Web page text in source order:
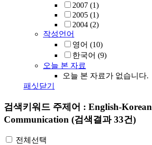
2007 (1)
2005 (1)
2004 (2)
작성언어
영어 (10)
한국어 (9)
오늘 본 자료
오늘 본 자료가 없습니다.
패싯닫기
검색키워드 주제어 : English-Korean
Communication (검색결과 33건)
전체선택